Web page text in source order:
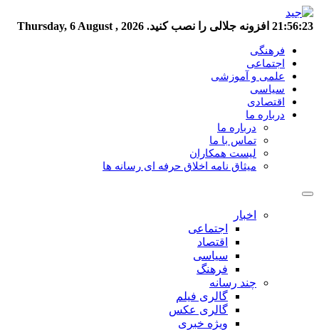
21:56:24 افزونه جلالی را نصب کنید. Thursday, 6 August , 2026
فرهنگی
اجتماعی
علمی و آموزشی
سیاسی
اقتصادی
درباره ما
درباره ما
تماس با ما
لیست همکاران
میثاق نامه اخلاق حرفه ای رسانه ها
اخبار
اجتماعی
اقتصاد
سیاسی
فرهنگ
چند رسانه
گالری فیلم
گالری عکس
ویژه خبری